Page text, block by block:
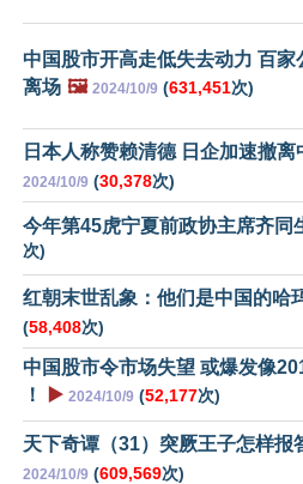
中国股市开高走低失去动力 百家
离场 🖼️ 2024/10/9 (631,451次)
日本人称赞赖清德 日企加速撤离
2024/10/9 (30,378次)
今年第45虎宁夏前政协主席齐同
次)
红朝末世乱象：他们是中国的哈
(58,408次)
中国股市令市场失望 或爆发像
！
▶️ 2024/10/9 (52,177次)
天下奇谭（31）突厥王子怎样报
2024/10/9 (609,569次)